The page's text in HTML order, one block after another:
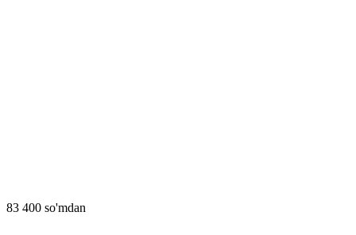
83 400 so'mdan